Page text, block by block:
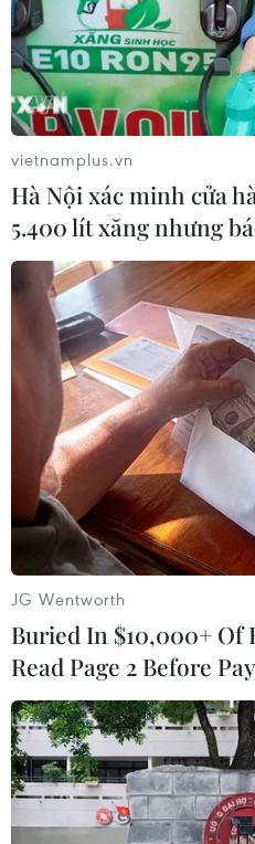
Nhấp chuột để xem
vietnamplus.vn
Hà Nội xác minh cửa
5.400 lít xăng nhưng
JG Wentworth
Buried In $10,000+
Read Page 2 Before